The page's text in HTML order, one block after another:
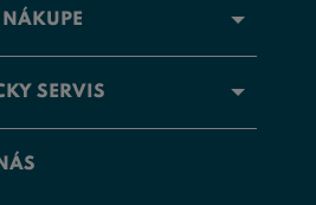
SERVIS